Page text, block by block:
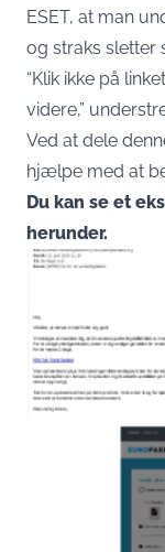
ESET, at man
og straks sletter
“Klik ikke på
videre,”
Ved at dele
hjælpe med at
Du kan se et
herunder.